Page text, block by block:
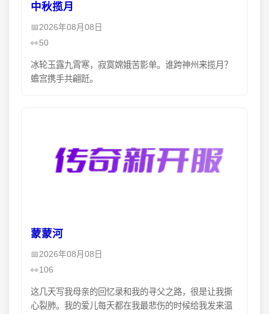
中秋揽月
2026年08月08日
50
冰轮玉露九霄寒，寂寞嫦娥苦影单。谁跨神州来揽月？
蟾宫携手共翩跹。
蒙蒙河
2026年08月08日
106
这几天写我母亲的回忆录和我的寻父之路，很是让我撕
心裂肺。我的爱儿每天都在我最悲伤的时候给我发来温